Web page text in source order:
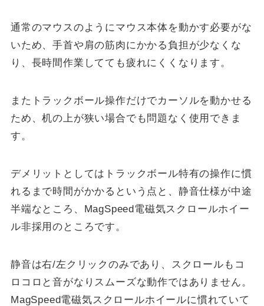
通常のマウスのようにマウス本体を動かす必要がな
いため、手首や肩の筋肉にかかる負担が少なくな
り、長時間作業してても疲れにくくなります。
またトラックボール操作だけでカーソルを動かせる
ため、机の上が狭い場合でも問題なく使用できま
す。
デメリットとしてはトラックボール特有の操作に慣
れるまで時間がかかるという点と、静音仕様が中途
半端なところ、MagSpeed電磁気スクロールホイー
ル非採用のところです。
静音は右/左クリックのみであり、スクロールもコ
ロコロと音がなりスムーズな動作ではありません。
MagSpeed電磁気スクロールホイールに慣れていて